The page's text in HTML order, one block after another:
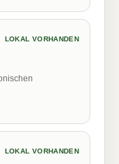
LOKAL VORHANDEN
LOKAL VORHANDEN